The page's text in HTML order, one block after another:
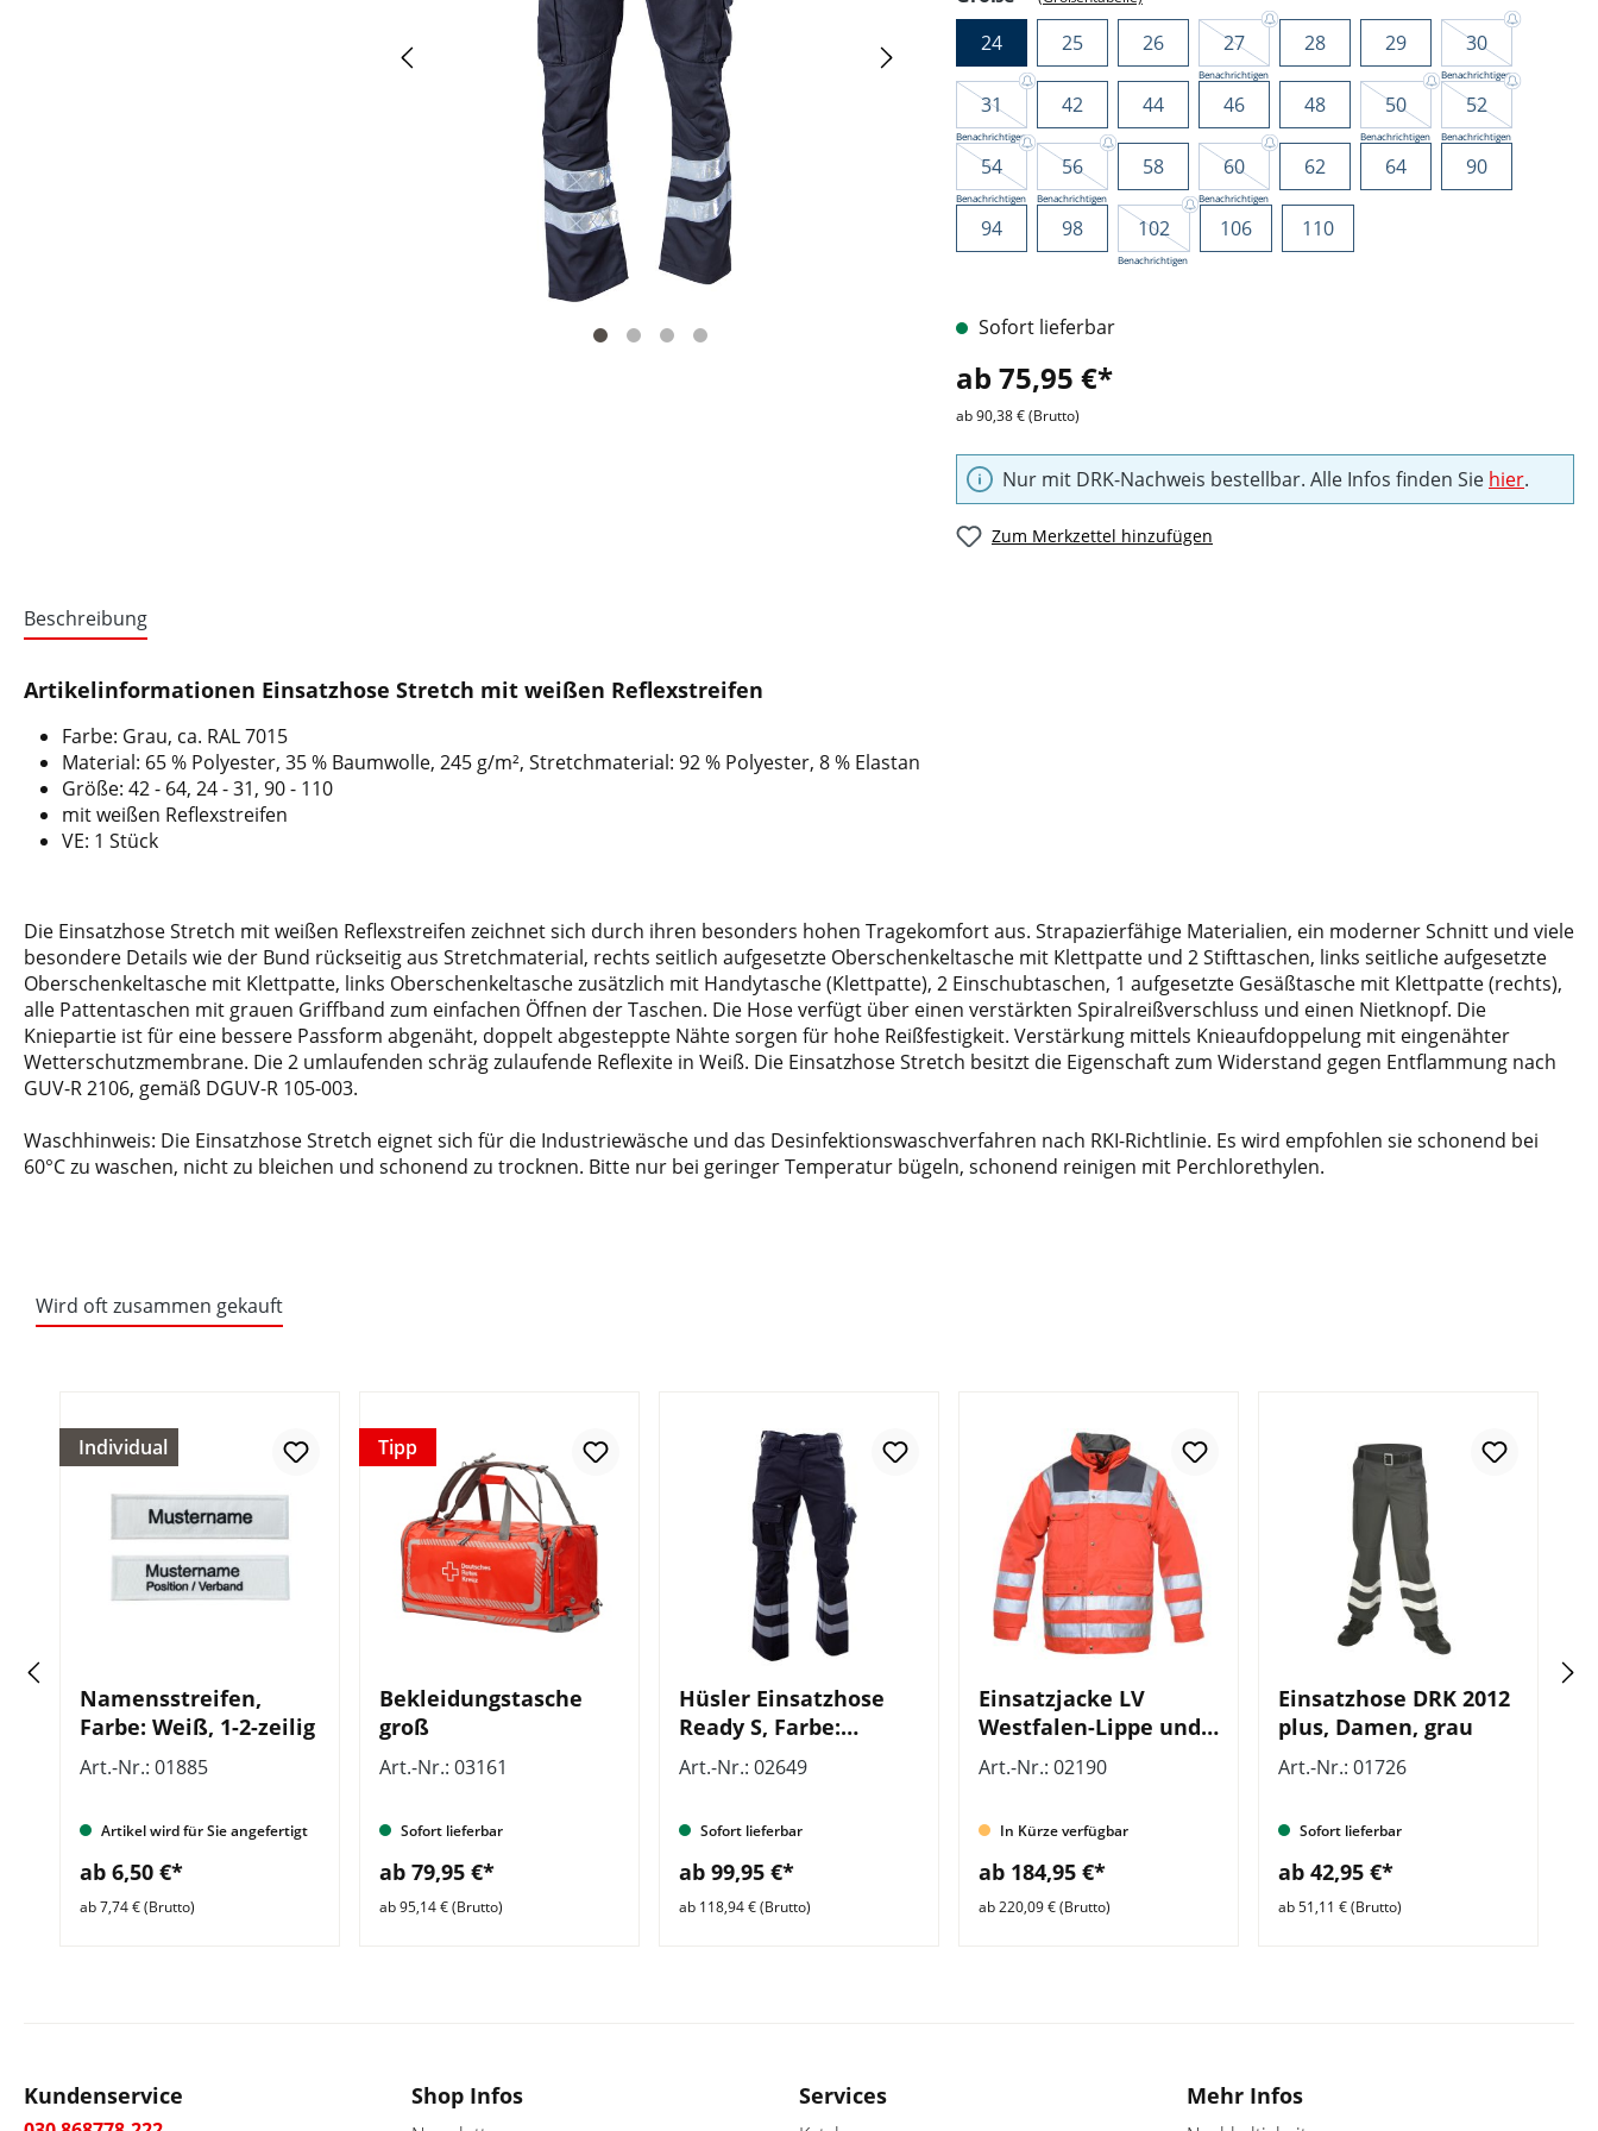
24 25 26 27
Benachrichtigen
28 29 30
Benachrichtigen
31
Benachrichtigen
42 44 46 48 50
Benachrichtigen
52
Benachrichtigen
54
Benachrichtigen
56
Benachrichtigen
58 60
Benachrichtigen
62 64 90
94 98 102
Benachrichtigen
106 110
Sofort lieferbar
ab 75,95 €*
ab 90,38 € (Brutto)
Nur mit DRK-Nachweis bestellbar. Alle Infos finden Sie hier.
Zum Merkzettel hinzufügen
Beschreibung
Artikelinformationen Einsatzhose Stretch mit weißen Reflexstreifen
Farbe: Grau, ca. RAL 7015
Material: 65 % Polyester, 35 % Baumwolle, 245 g/m², Stretchmaterial: 92 % Polyester, 8 % Elastan
Größe: 42 - 64, 24 - 31, 90 - 110
mit weißen Reflexstreifen
VE: 1 Stück
Die Einsatzhose Stretch mit weißen Reflexstreifen zeichnet sich durch ihren besonders hohen Tragekomfort aus. Strapazierfähige Materialien, ein moderner Schnitt und viele
besondere Details wie der Bund rückseitig aus Stretchmaterial, rechts seitlich aufgesetzte Oberschenkeltasche mit Klettpatte und 2 Stifttaschen, links seitliche aufgesetzte
Oberschenkeltasche mit Klettpatte, links Oberschenkeltasche zusätzlich mit Handytasche (Klettpatte), 2 Einschubtaschen, 1 aufgesetzte Gesäßtasche mit Klettpatte (rechts),
alle Pattentaschen mit grauen Griffband zum einfachen Öffnen der Taschen. Die Hose verfügt über einen verstärkten Spiralreißverschluss und einen Nietknopf. Die
Kniepartie ist für eine bessere Passform abgenäht, doppelt abgesteppte Nähte sorgen für hohe Reißfestigkeit. Verstärkung mittels Knieaufdoppelung mit eingenähter
Wetterschutzmembrane. Die 2 umlaufenden schräg zulaufende Reflexite in Weiß. Die Einsatzhose Stretch besitzt die Eigenschaft zum Widerstand gegen Entflammung nach
GUV-R 2106, gemäß DGUV-R 105-003.
Waschhinweis: Die Einsatzhose Stretch eignet sich für die Industriewäsche und das Desinfektionswaschverfahren nach RKI-Richtlinie. Es wird empfohlen sie schonend bei
60°C zu waschen, nicht zu bleichen und schonend zu trocknen. Bitte nur bei geringer Temperatur bügeln, schonend reinigen mit Perchlorethylen.
Wird oft zusammen gekauft
Individual
Namensstreifen,
Farbe: Weiß, 1-2-zeilig
Art.-Nr.: 01885
Artikel wird für Sie angefertigt
ab 6,50 €*
ab 7,74 € (Brutto)
Tipp
Bekleidungstasche
groß
Art.-Nr.: 03161
Sofort lieferbar
ab 79,95 €*
ab 95,14 € (Brutto)
Hüsler Einsatzhose
Ready S, Farbe:
grau/schwarz
Art.-Nr.: 02649
Sofort lieferbar
ab 99,95 €*
ab 118,94 € (Brutto)
Einsatzjacke LV
Westfalen-Lippe und
LV Sachsen
Art.-Nr.: 02190
In Kürze verfügbar
ab 184,95 €*
ab 220,09 € (Brutto)
Einsatzhose DRK 2012
plus, Damen, grau
Art.-Nr.: 01726
Sofort lieferbar
ab 42,95 €*
ab 51,11 € (Brutto)
Kundenservice Shop Infos Services Mehr Infos